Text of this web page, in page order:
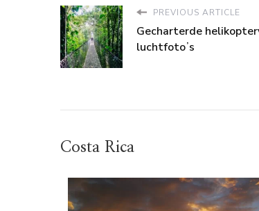
PREVIOUS ARTICLE
Gecharterde
luchtfotoʼs
Costa Rica